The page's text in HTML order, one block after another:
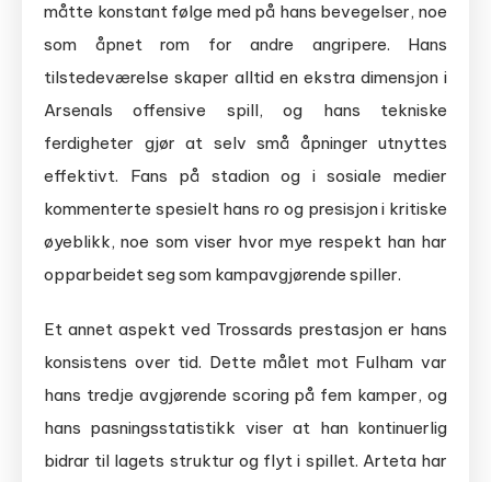
måtte konstant følge med på hans bevegelser, noe
som åpnet rom for andre angripere. Hans
tilstedeværelse skaper alltid en ekstra dimensjon i
Arsenals offensive spill, og hans tekniske
ferdigheter gjør at selv små åpninger utnyttes
effektivt. Fans på stadion og i sosiale medier
kommenterte spesielt hans ro og presisjon i kritiske
øyeblikk, noe som viser hvor mye respekt han har
opparbeidet seg som kampavgjørende spiller.
Et annet aspekt ved Trossards prestasjon er hans
konsistens over tid. Dette målet mot Fulham var
hans tredje avgjørende scoring på fem kamper, og
hans pasningsstatistikk viser at han kontinuerlig
bidrar til lagets struktur og flyt i spillet. Arteta har